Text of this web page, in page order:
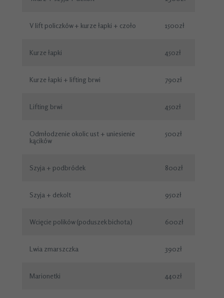
V lift policzków + kurze łapki + czoło 1500zł
Kurze łapki 450zł
Kurze łapki + lifting brwi 790zł
Lifting brwi 450zł
Odmłodzenie okolic ust + uniesienie
kącików
500zł
Szyja + podbródek 800zł
Szyja + dekolt 950zł
Wcięcie polików (poduszek bichota) 600zł
Lwia zmarszczka 390zł
Marionetki 440zł